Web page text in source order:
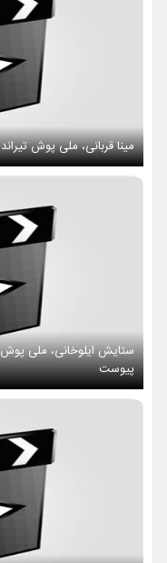
مینا قربانی، ملی پوش
ستایش ایلوخانی، ملی
پیوست